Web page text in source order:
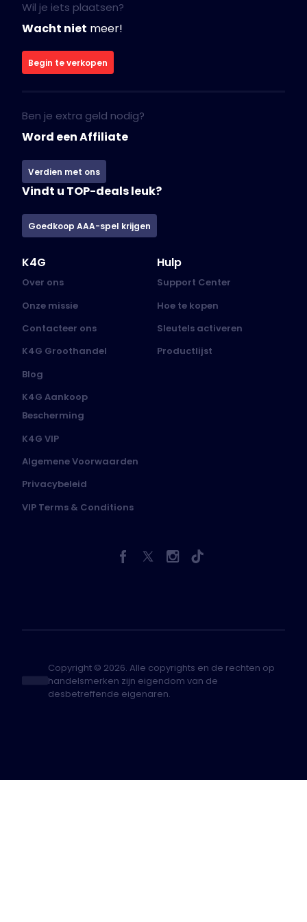
Wil je iets plaatsen?
Wacht niet meer!
Begin te verkopen
Ben je extra geld nodig?
Word een Affiliate
Verdien met ons
Vindt u TOP-deals leuk?
Goedkoop AAA-spel krijgen
K4G
Over ons
Onze missie
Contacteer ons
K4G Groothandel
Blog
K4G Aankoop
Bescherming
K4G VIP
Algemene Voorwaarden
Privacybeleid
VIP Terms & Conditions
Hulp
Support Center
Hoe te kopen
Sleutels activeren
Productlijst
Copyright © 2026. Alle copyrights en de rechten op
handelsmerken zijn eigendom van de
desbetreffende eigenaren.